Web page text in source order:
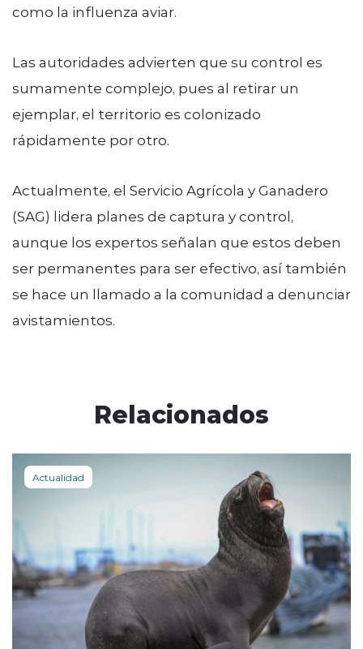
como la influenza aviar.
Las autoridades advierten que su control es
sumamente complejo, pues al retirar un
ejemplar, el territorio es colonizado
rápidamente por otro.
Actualmente, el Servicio Agrícola y Ganadero
(SAG) lidera planes de captura y control,
aunque los expertos señalan que estos deben
ser permanentes para ser efectivo, así también
se hace un llamado a la comunidad a denunciar
avistamientos.
Relacionados
Actualidad